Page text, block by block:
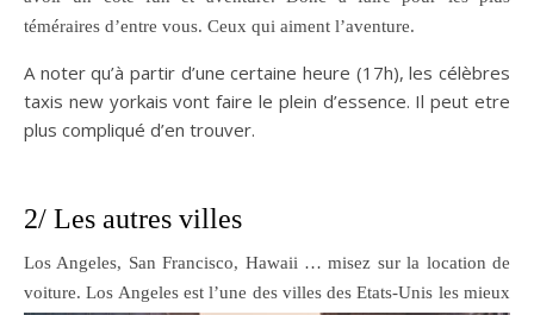
téméraires d’entre vous. Ceux qui aiment l’aventure.
A noter qu’à partir d’une certaine heure (17h), les célèbres
taxis new yorkais vont faire le plein d’essence. Il peut etre
plus compliqué d’en trouver.
2/ Les autres villes
Los Angeles, San Francisco, Hawaii … misez sur la location de
voiture. Los Angeles est l’une des villes des Etats-Unis les mieux